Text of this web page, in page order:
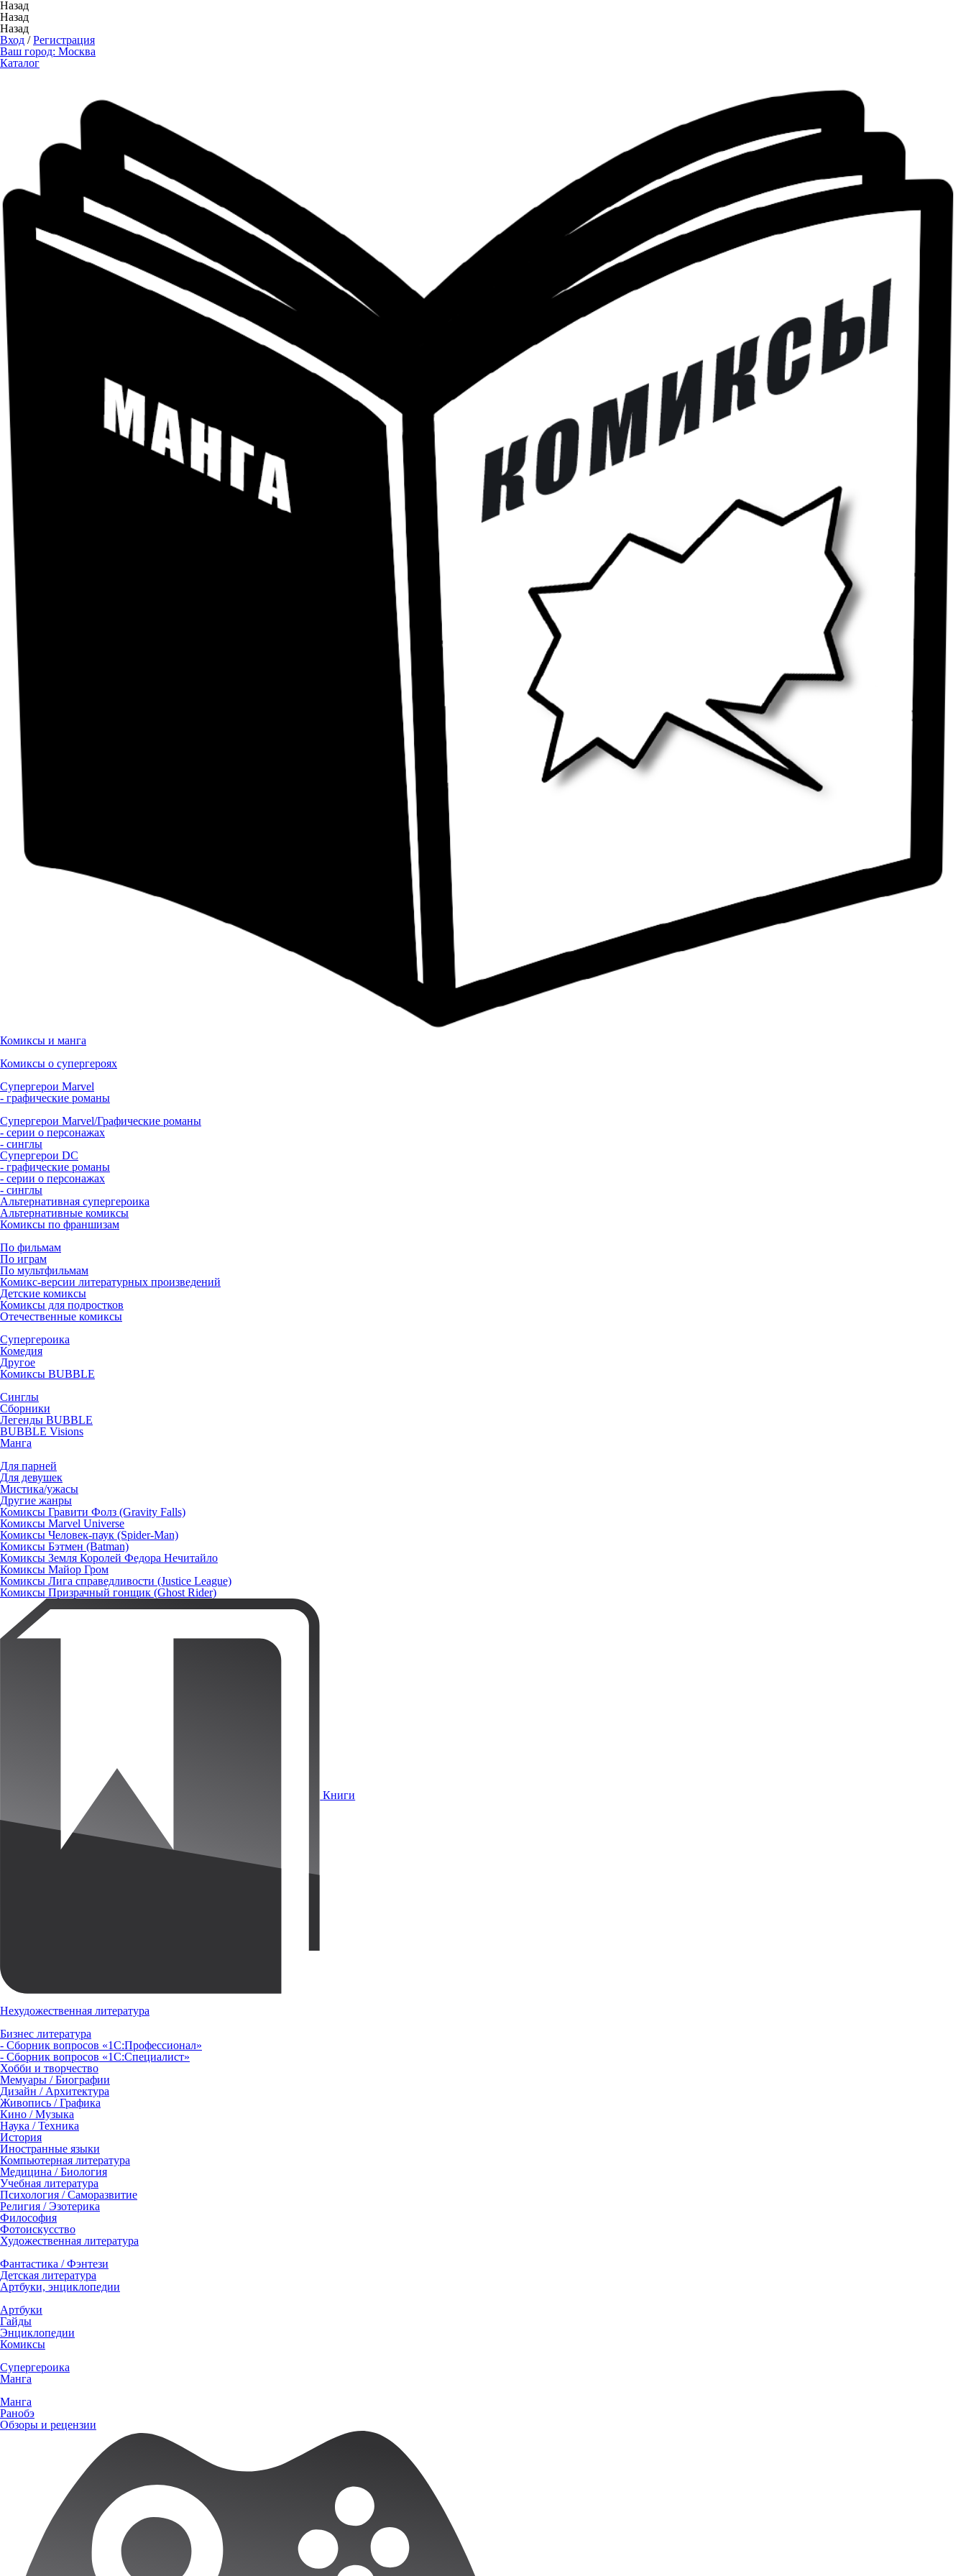
Назад
Назад
Назад
Вход /Регистрация
Ваш город: Москва
Каталог
Комиксы и манга
Комиксы о супергероях
Супергерои Marvel
- графические романы
Супергерои Marvel/Графические романы
- серии о персонажах
- синглы
Супергерои DC
- графические романы
- серии о персонажах
- синглы
Альтернативная супергероика
Альтернативные комиксы
Комиксы по франшизам
По фильмам
По играм
По мультфильмам
Комикс-версии литературных произведений
Детские комиксы
Комиксы для подростков
Отечественные комиксы
Супергероика
Комедия
Другое
Комиксы BUBBLE
Синглы
Сборники
Легенды BUBBLE
BUBBLE Visions
Манга
Для парней
Для девушек
Мистика/ужасы
Другие жанры
Комиксы Гравити Фолз (Gravity Falls)
Комиксы Marvel Universe
Комиксы Человек-паук (Spider-Man)
Комиксы Бэтмен (Batman)
Комиксы Земля Королей Федора Нечитайло
Комиксы Майор Гром
Комиксы Лига справедливости (Justice League)
Комиксы Призрачный гонщик (Ghost Rider)
Книги
Нехудожественная литература
Бизнес литература
- Сборник вопросов «1С:Профессионал»
- Сборник вопросов «1С:Специалист»
Хобби и творчество
Мемуары / Биографии
Дизайн / Архитектура
Живопись / Графика
Кино / Музыка
Наука / Техника
История
Иностранные языки
Компьютерная литература
Медицина / Биология
Учебная литература
Психология / Саморазвитие
Религия / Эзотерика
Философия
Фотоискусство
Художественная литература
Фантастика / Фэнтези
Детская литература
Артбуки, энциклопедии
Артбуки
Гайды
Энциклопедии
Комиксы
Супергероика
Манга
Манга
Ранобэ
Обзоры и рецензии